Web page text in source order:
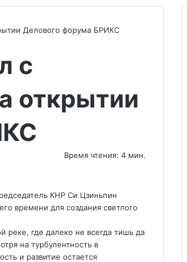
Делового форума БРИКС
с
открытии
Время чтения: 4 мин.
КНР Си Цзиньпин
времени для создания светлого
реке, где далеко не всегда тишь да
на турбулентность в
и развитие остается